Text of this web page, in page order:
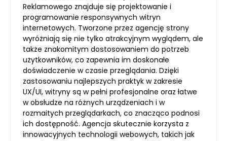
Reklamowego znajduje się projektowanie i
programowanie responsywnych witryn
internetowych. Tworzone przez agencję strony
wyróżniają się nie tylko atrakcyjnym wyglądem, ale
także znakomitym dostosowaniem do potrzeb
użytkowników, co zapewnia im doskonałe
doświadczenie w czasie przeglądania. Dzięki
zastosowaniu najlepszych praktyk w zakresie
UX/UI, witryny są w pełni profesjonalne oraz łatwe
w obsłudze na różnych urządzeniach i w
rozmaitych przeglądarkach, co znacząco podnosi
ich dostępność. Agencja skutecznie korzysta z
innowacyjnych technologii webowych, takich jak